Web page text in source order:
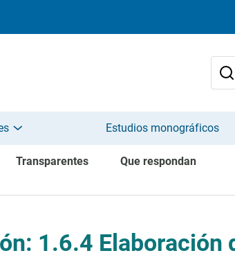
Estudios monográficos
Transparentes Que respondan
1.6.4 Elaboración